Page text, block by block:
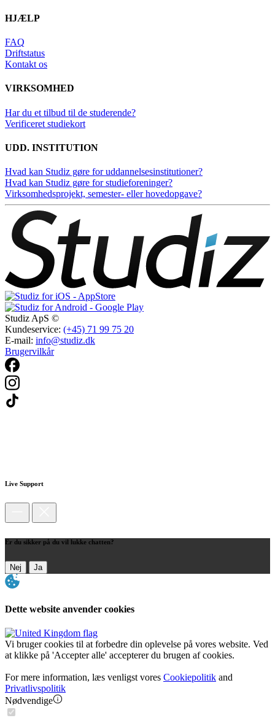
HJÆLP
FAQ
Driftstatus
Kontakt os
VIRKSOMHED
Har du et tilbud til de studerende?
Verificeret studiekort
UDD. INSTITUTION
Hvad kan Studiz gøre for uddannelsesinstitutioner?
Hvad kan Studiz gøre for studieforeninger?
Virksomhedsprojekt, semester- eller hovedopgave?
Studiz ApS ©
Kundeservice: (+45) 71 99 75 20
E-mail: info@studiz.dk
Brugervilkår
Live Support
Er du sikker på du vil lukke chatten?
Nej Ja
Dette website anvender cookies
Vi bruger cookies til at forbedre din oplevelse på vores website. Ved
at klikke på 'Accepter alle' accepterer du brugen af cookies.
For mere information, læs venligst vores Cookiepolitik and
Privatlivspolitik
Nødvendige